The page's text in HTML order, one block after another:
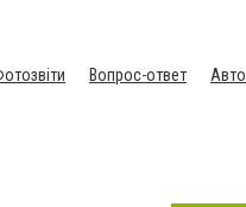
Вопрос-ответ